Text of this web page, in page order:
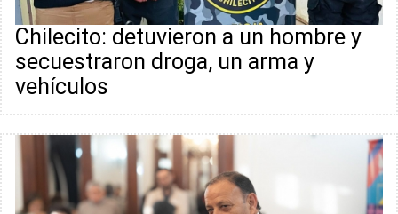
Chilecito: detuvieron a un hombre y
secuestraron droga, un arma y
vehículos